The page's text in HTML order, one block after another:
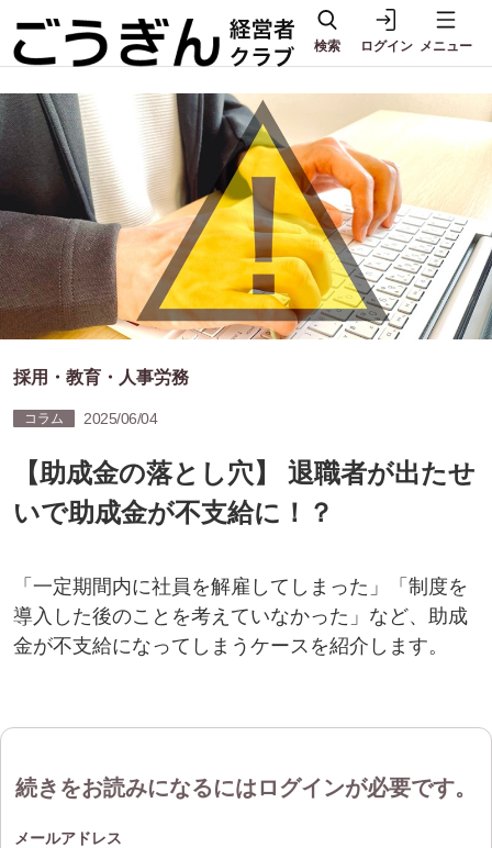
検索 ログイン メニュー
採用・教育・人事労務
コラム 2025/06/04
【助成金の落とし穴】 退職者が出たせ
いで助成金が不支給に！？
「一定期間内に社員を解雇してしまった」「制度を
導入した後のことを考えていなかった」など、助成
金が不支給になってしまうケースを紹介します。
続きをお読みになるにはログインが必要です。
メールアドレス